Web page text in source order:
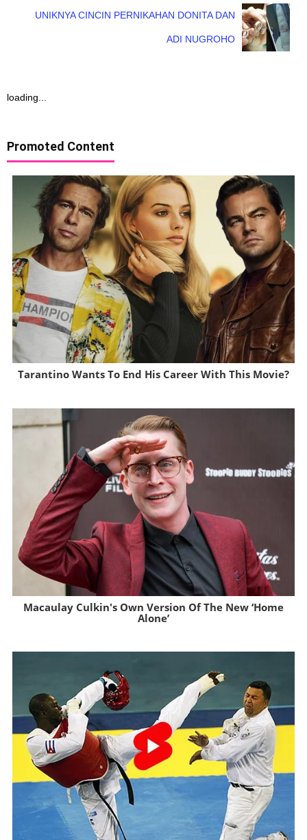
UNIKNYA CINCIN PERNIKAHAN DONITA DAN
ADI NUGROHO
loading...
Promoted Content
Tarantino Wants To End His Career With This Movie?
Macaulay Culkin's Own Version Of The New ‘Home
Alone’